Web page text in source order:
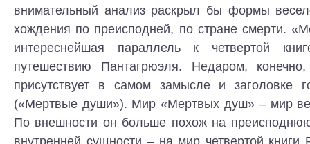
внимательный анализ раскрыл бы формы
хождения по преисподней, по стране смерти.
интереснейшая параллель к четвертой
путешествию Пантагрюэля. Недаром,
присутствует в самом замысле и заголовке
(«Мертвые души»). Мир «Мертвых душ» – мир
По внешности он больше похож на